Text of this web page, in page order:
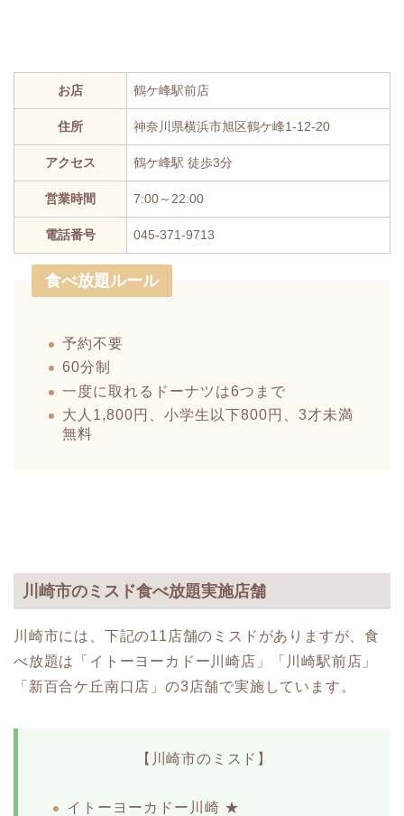
お店 鶴ケ峰駅前店
住所 神奈川県横浜市旭区鶴ケ峰1-12-20
アクセス 鶴ケ峰駅 徒歩3分
営業時間 7:00～22:00
電話番号 045-371-9713
食べ放題ルール
予約不要
60分制
一度に取れるドーナツは6つまで
大人1,800円、小学生以下800円、3才未満
無料
川崎市のミスド食べ放題実施店舗
川崎市には、下記の11店舗のミスドがありますが、食
べ放題は「イトーヨーカドー川崎店」「川崎駅前店」
「新百合ケ丘南口店」の3店舗で実施しています。
【川崎市のミスド】
イトーヨーカドー川崎 ★